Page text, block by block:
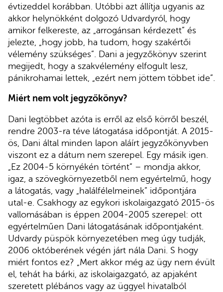
évtizeddel korábban. Utóbbi azt állítja ugyanis az
akkor helynökként dolgozó Udvardyról, hogy
amikor felkereste, az „arrogánsan kérdezett” és
jelezte, „hogy jobb, ha tudom, hogy szakértői
vélemény szükséges”. Dani a jegyzőkönyv szerint
megijedt, hogy a szakvélemény elfogult lesz,
pánikrohamai lettek, „ezért nem jöttem többet ide”.
Miért nem volt jegyzőkönyv?
Dani legtöbbet azóta is erről az első körről beszél,
rendre 2003-ra téve látogatása időpontját. A 2015-
ös, Dani által minden lapon aláírt jegyzőkönyvben
viszont ez a dátum nem szerepel. Egy másik igen.
„Ez 2004-5 környékén történt” – mondja akkor,
igaz, a szövegkörnyezetből nem egyértelmű, hogy
a látogatás, vagy „halálfélelmeinek” időpontjára
utal-e. Csakhogy az egykori iskolaigazgató 2015-ös
vallomásában is éppen 2004-2005 szerepel: ott
egyértelműen Dani látogatásának időpontjaként.
Udvardy püspök környezetében meg úgy tudják,
2006 októberének végén járt nála Dani. S hogy
miért fontos ez? „Mert akkor még az ügy nem évült
el, tehát ha bárki, az iskolaigazgató, az apjaként
szeretett plébános vagy az üggyel hivatalból